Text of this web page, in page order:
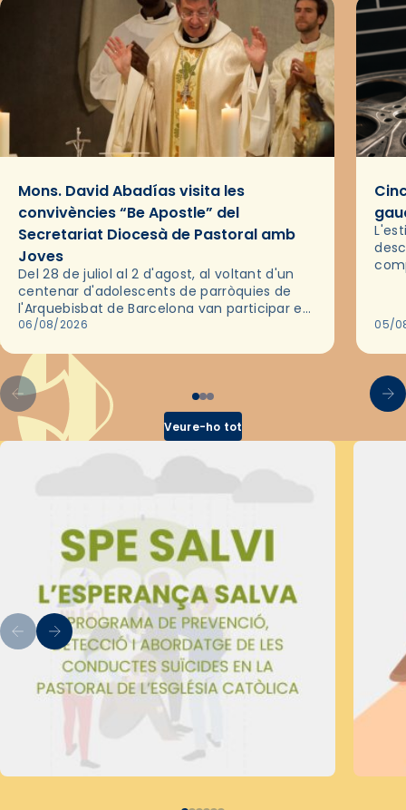
Mons. David Abadías visita les
convivències “Be Apostle” del
Secretariat Diocesà de Pastoral amb
Joves
Del 28 de juliol al 2 d'agost, al voltant d'un
centenar d'adolescents de parròquies de
l'Arquebisbat de Barcelona van participar en
les convivències Be Apostle, organitzades
06/08/2026 05/
Veure-ho tot